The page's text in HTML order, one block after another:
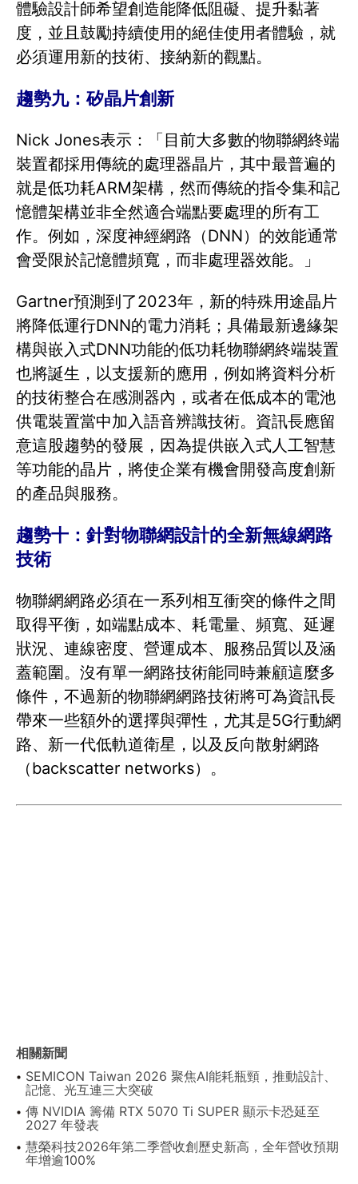
體驗設計師希望創造能降低阻礙、提升黏著
度，並且鼓勵持續使用的絕佳使用者體驗，就
必須運用新的技術、接納新的觀點。
趨勢九：矽晶片創新
Nick Jones表示：「目前大多數的物聯網終端
裝置都採用傳統的處理器晶片，其中最普遍的
就是低功耗ARM架構，然而傳統的指令集和記
憶體架構並非全然適合端點要處理的所有工
作。例如，深度神經網路（DNN）的效能通常
會受限於記憶體頻寬，而非處理器效能。」
Gartner預測到了2023年，新的特殊用途晶片
將降低運行DNN的電力消耗；具備最新邊緣架
構與嵌入式DNN功能的低功耗物聯網終端裝置
也將誕生，以支援新的應用，例如將資料分析
的技術整合在感測器內，或者在低成本的電池
供電裝置當中加入語音辨識技術。資訊長應留
意這股趨勢的發展，因為提供嵌入式人工智慧
等功能的晶片，將使企業有機會開發高度創新
的產品與服務。
趨勢十：針對物聯網設計的全新無線網路
技術
物聯網網路必須在一系列相互衝突的條件之間
取得平衡，如端點成本、耗電量、頻寬、延遲
狀況、連線密度、營運成本、服務品質以及涵
蓋範圍。沒有單一網路技術能同時兼顧這麼多
條件，不過新的物聯網網路技術將可為資訊長
帶來一些額外的選擇與彈性，尤其是5G行動網
路、新一代低軌道衛星，以及反向散射網路
（backscatter networks）。
相關新聞
SEMICON Taiwan 2026 聚焦AI能耗瓶頸，推動設計、
記憶、光互連三大突破
傳 NVIDIA 籌備 RTX 5070 Ti SUPER 顯示卡恐延至
2027 年發表
慧榮科技2026年第二季營收創歷史新高，全年營收預期
年增逾100%